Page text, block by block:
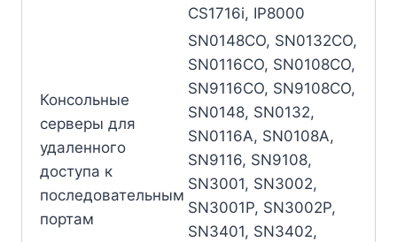
CS1716i, IP8000
Консольные
серверы для
удаленного
доступа к
последовательным
портам
SN0148CO, SN0132CO,
SN0116CO, SN0108CO,
SN9116CO, SN9108CO,
SN0148, SN0132,
SN0116A, SN0108A,
SN9116, SN9108,
SN3001, SN3002,
SN3001P, SN3002P,
SN3401, SN3402,